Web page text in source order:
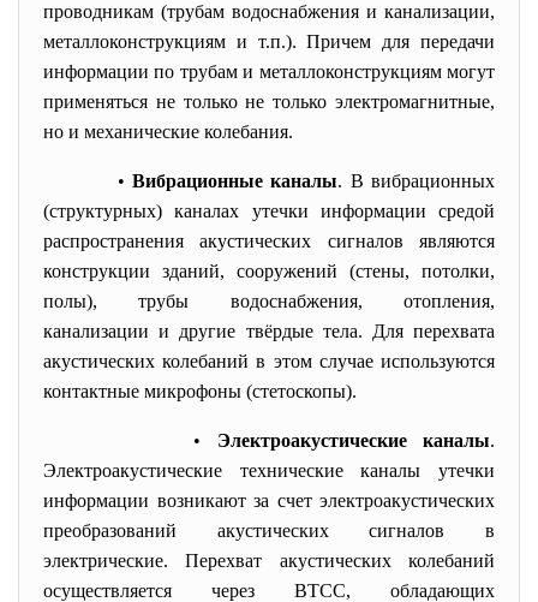
проводникам (трубам водоснабжения и канализации,
металлоконструкциям и т.п.). Причем для передачи
информации по трубам и металлоконструкциям могут
применяться не только не только электромагнитные,
но и механические колебания.
•Вибрационные каналы. В вибрационных
(структурных) каналах утечки информации средой
распространения акустических сигналов являются
конструкции зданий, сооружений (стены, потолки,
полы), трубы водоснабжения, отопления,
канализации и другие твёрдые тела. Для перехвата
акустических колебаний в этом случае используются
контактные микрофоны (стетоскопы).
• Электроакустические каналы.
Электроакустические технические каналы утечки
информации возникают за счет электроакустических
преобразований акустических сигналов в
электрические. Перехват акустических колебаний
осуществляется через ВТСС, обладающих